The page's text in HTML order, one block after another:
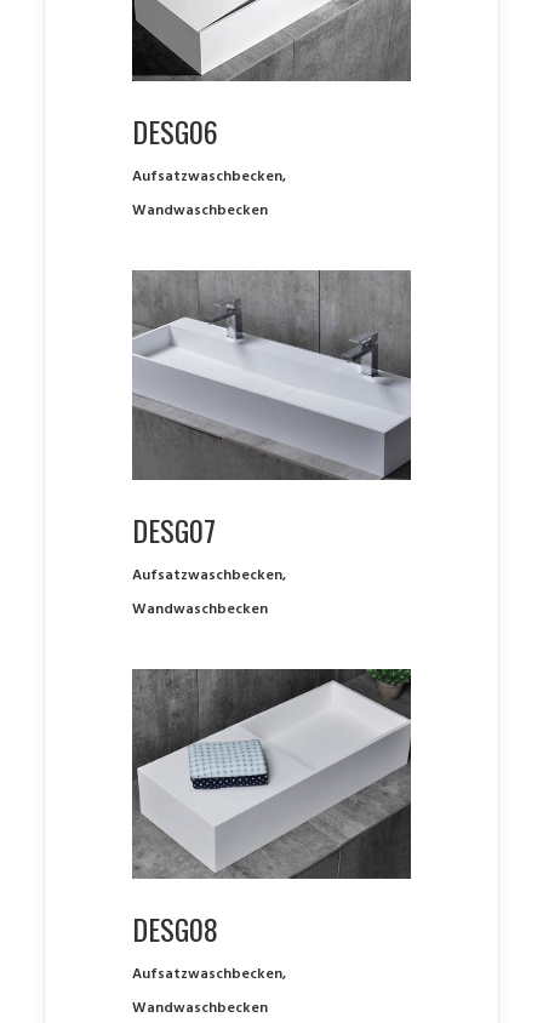
DESG06
Aufsatzwaschbecken,
Wandwaschbecken
DESG07
Aufsatzwaschbecken,
Wandwaschbecken
DESG08
Aufsatzwaschbecken,
Wandwaschbecken